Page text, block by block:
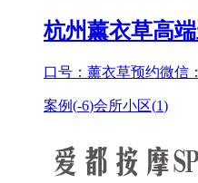
杭州薰衣草高
口号：薰衣草预约微信
案例(-6)会所小区(1)